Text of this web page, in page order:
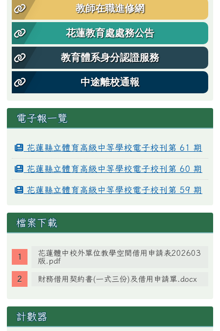
教師在職進修網
花蓮教育處處務公告
教育體系身分認證服務
中途離校通報
電子報一覽
花蓮縣立體育高級中等學校電子校刊第 61 期
花蓮縣立體育高級中等學校電子校刊第 60 期
花蓮縣立體育高級中等學校電子校刊第 59 期
檔案下載
花蓮體中校外單位教學空間借用申請表202603
版.pdf
財務借用契約書(一式三份)及借用申請單.docx
計數器